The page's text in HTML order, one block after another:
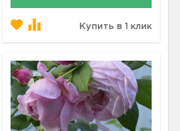
Купить в 1 клик